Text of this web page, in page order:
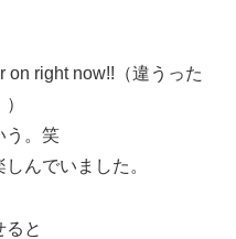
on right now!!（違うった
う。笑
んでいました。
ると